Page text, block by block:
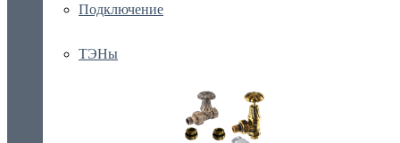
Подключение
ТЭНы